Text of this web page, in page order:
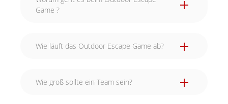
Game ?
Wie läuft das Outdoor Escape Game ab?
Wie groß sollte ein Team sein?